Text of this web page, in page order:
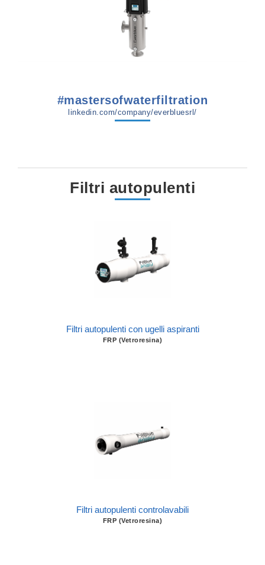
#mastersofwaterfiltration
linkedin.com/company/everbluesrl/
Filtri autopulenti
Filtri autopulenti con ugelli aspiranti
FRP (Vetroresina)
Filtri autopulenti controlavabili
FRP (Vetroresina)